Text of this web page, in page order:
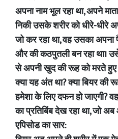
अपना नाम भूल रहा था, अपने
निकी उसके शरीर को धीरे-धीरे
जो कर रहा था, वह उसका
और की कठपुतली बन रहा था।
से अपनी खुद की रूह को मरते हुए
क्या यह अंत था? क्या बियर की
हमेशा के लिए दफन हो
का प्रतिबिंब देख रहा था, जो अब
एपिसोड का सार: